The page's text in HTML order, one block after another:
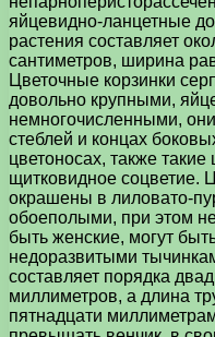
яйцевидно-ланцетные
растения составляет
сантиметров, ширина
Цветочные корзинки
довольно крупными,
немногочисленными,
стеблей и концах
цветоносах, также
щитковидное соцветие.
окрашены в лиловато-
обоеполыми, при этом
быть женские, могут
недоразвитыми
составляет порядка
миллиметров, а длина
пятнадцати